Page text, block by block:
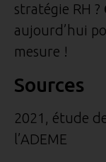
stratégie RH ?
aujourd’hui
mesure !
Sources
2021, étude
l’ADEME